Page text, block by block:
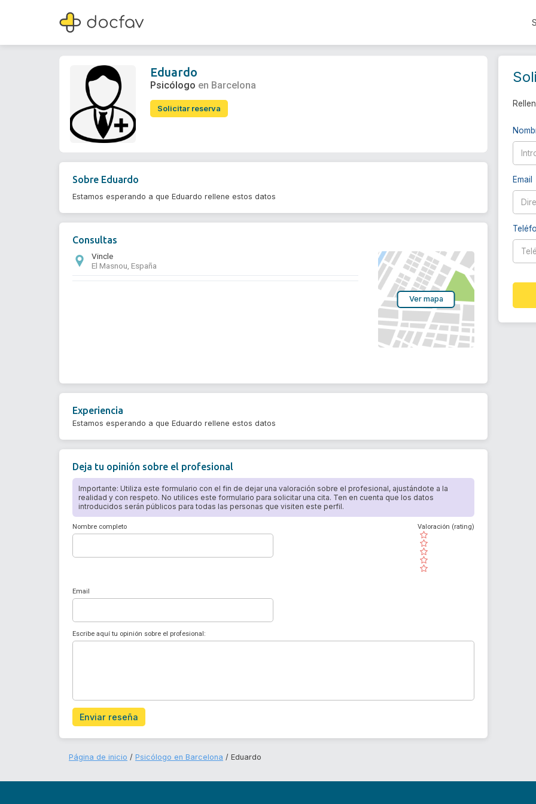
Eduardo
Psicólogo
Eduardo
Psicólogo en Barcelona
Solicitar reserva
Sobre Eduardo
Estamos esperando a que Eduardo rellene estos datos
Consultas
Vincle
El Masnou, España
Ver mapa
Experiencia
Estamos esperando a que Eduardo rellene estos datos
Deja tu opinión sobre el profesional
Importante: Utiliza este formulario con el fin de dejar una valoración sobre el profesional, ajustándote a la
realidad y con respeto. No utilices este formulario para solicitar una cita. Ten en cuenta que los datos
introducidos serán públicos para todas las personas que visiten este perfil.
Nombre completo
( )
( )
( )
( )
( )
Valoración (rating)
Email
Escribe aquí tu opinión sobre el profesional:
Enviar reseña
Email
Página de inicio Psicólogo en Barcelona Eduardo